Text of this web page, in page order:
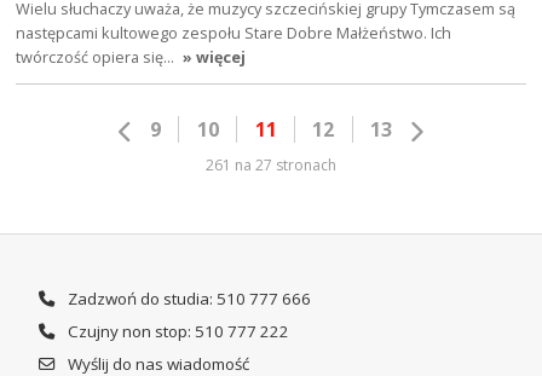
Wielu słuchaczy uważa, że muzycy szczecińskiej grupy Tymczasem są
następcami kultowego zespołu Stare Dobre Małżeństwo. Ich
twórczość opiera się… » więcej
9 10 11 12 13
261 na 27 stronach
Zadzwoń do studia: 510 777 666
Czujny non stop: 510 777 222
Wyślij do nas wiadomość